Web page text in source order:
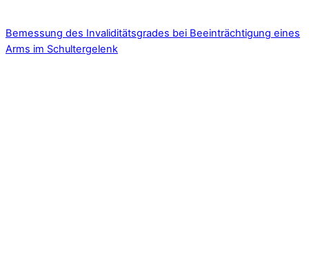
Bemessung des Invaliditätsgrades bei Beeinträchtigung eines
Arms im Schultergelenk